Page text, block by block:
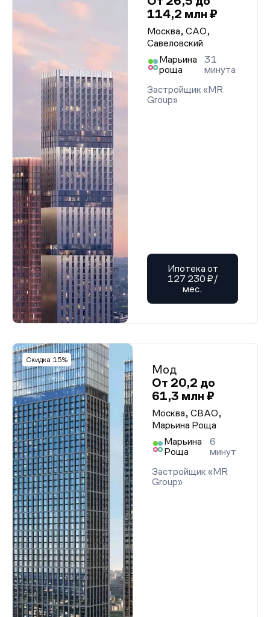
114,2 млн ₽
Москва, САО,
Савеловский
Марьина
роща
31
минута
Застройщик «MR
Group»
Ипотека от
127 230 ₽/
мес.
Скидка 15%
Мод
От 20,2 до
61,3 млн ₽
Москва, СВАО,
Марьина Роща
Марьина
Роща
6
минут
Застройщик «MR
Group»